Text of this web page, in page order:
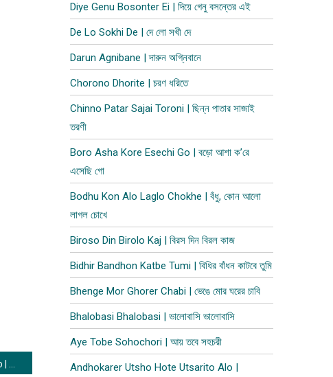
Diye Genu Bosonter Ei | দিয়ে গেনু বসন্তের এই
De Lo Sokhi De | দে লো সখী দে
Darun Agnibane | দারুন অগ্নিবানে
Chorono Dhorite | চরণ ধরিতে
Chinno Patar Sajai Toroni | ছিন্ন পাতার সাজাই
তরণী
Boro Asha Kore Esechi Go | বড়ো আশা ক’রে
এসেছি গো
Bodhu Kon Alo Laglo Chokhe | বঁধু, কোন আলো
লাগল চোখে
Biroso Din Birolo Kaj | বিরস দিন বিরল কাজ
Bidhir Bandhon Katbe Tumi | বিধির বাঁধন কাটবে তুমি
Bhenge Mor Ghorer Chabi | ভেঙে মোর ঘরের চাবি
Bhalobasi Bhalobasi | ভালোবাসি ভালোবাসি
Aye Tobe Sohochori | আয় তবে সহচরী
Andhokarer Utsho Hote Utsarito Alo |